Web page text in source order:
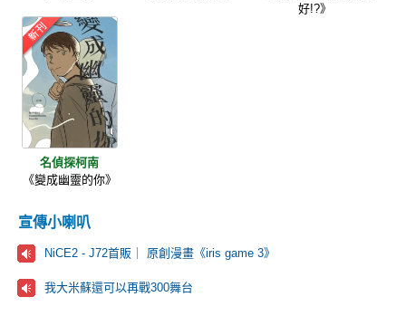
好!?》
名偵探柯南
《變成幽靈的你》
宣傳小喇叭
NiCE2 - J72首販｜ 原創漫畫《iris game 3》
我大米蘇還可以再戰300舞台